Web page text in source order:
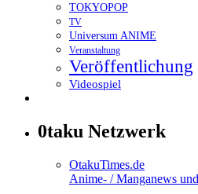
TOKYOPOP
TV
Universum ANIME
Veranstaltung
Veröffentlichung
Videospiel
0taku Netzwerk
OtakuTimes.de
Anime- / Manganews